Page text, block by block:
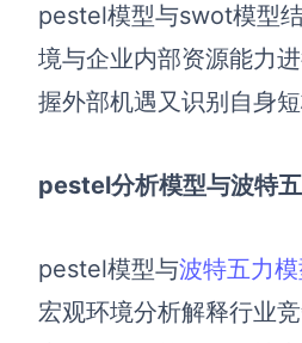
pestel模型与swot模型
境与企业内部资源能力
握外部机遇又识别自身短
pestel分析模型与波特
pestel模型与波特五力模
宏观环境分析解释行业